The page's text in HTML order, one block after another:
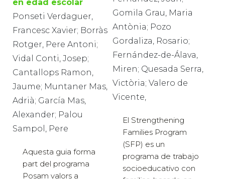
en edad escolar
Ponseti Verdaguer,
Francesc Xavier; Borràs
Rotger, Pere Antoni;
Vidal Conti, Josep;
Cantallops Ramon,
Jaume; Muntaner Mas,
Adrià; García Mas,
Alexander; Palou
Sampol, Pere
Aquesta guia forma
part del programa
Posam valors a
Gomila Grau, Maria
Antònia; Pozo
Gordaliza, Rosario;
Fernández-de-Álava,
Miren; Quesada Serra,
Victòria; Valero de
Vicente,
El Strengthening
Families Program
(SFP) es un
programa de trabajo
socioeducativo con